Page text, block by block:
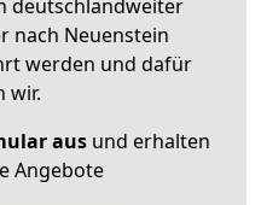
deutschlandweiter
nach Neuenstein
werden und dafür
wir.
ausund erhalten
Angebote